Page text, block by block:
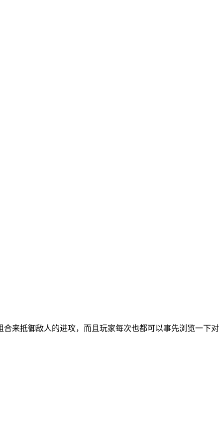
来抵御敌人的进攻，而且玩家每次也都可以事先浏览一下对